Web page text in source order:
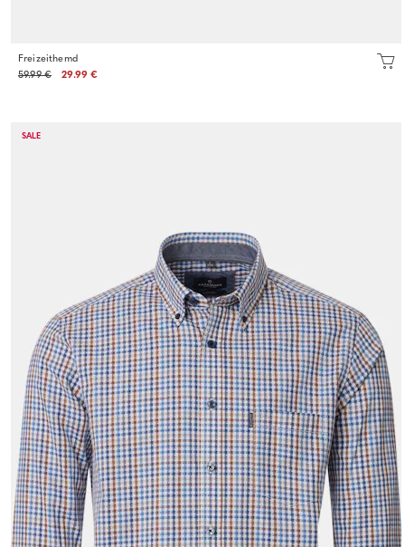
Freizeithemd
59.99 €
29.99 €
SALE